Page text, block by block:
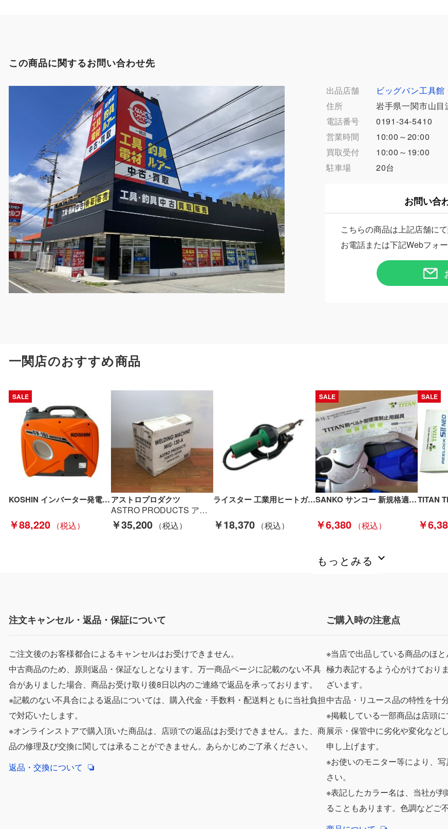
この商品に関するお問い合わせ先
出品店舗
ビッグバン工具館
住所
岩手県一関市山目
電話番号
0191-34-5410
営業時間
10:00～20:00
買取受付
10:00～19:00
駐車場
20台
お問い合
こちらの商品は上記店舗に
お電話または下記Webフォ
一関店のおすすめ商品
SALE
KOSHIN インバーター発電機 未使用品 箱付 1.6kVA 100v GV-16i オレンジ Sランク
￥88,220
アストロプロダクツ
ASTRO PRODUCTS アストロプロダクツ 100v 直流半自動溶接機 MIG-130-A ブラック Sランク
￥35,200
ライスター 工業用ヒートガン/熱風溶接機 100v 通電OK CH-6060 Bランク
￥18,370
SALE
SANKO サンコー 新規格適合品 TITAN REELOCK NEO SⅡ 胴ベルト型墜落制止用器具 SLN505-B Sランク
￥6,380
SALE
￥
もっとみる
注文キャンセル・返品・保証について
ご注文後のお客様都合によるキャンセルはお受けできません。
中古商品のため、原則返品・保証なしとなります。万一商品ページに記載のない不具
合がありました場合、商品お受け取り後8日以内のご連絡で返品を承っております。
※記載のない不具合による返品については、購入代金・手数料・配送料ともに当社負担
で対応いたします。
※オンラインストアで購入頂いた商品は、店頭での返品はお受けできません。また、商
品の修理及び交換に関しては承ることができません。あらかじめご了承ください。
返品・交換について
ご購入時の注意点
※当店で出品している商品のほ
極力表記するよう心がけており
ざいます。
中古品・リユース品の特性を十
※掲載している一部商品は店頭に
展示・保管中に劣化や変化など
申し上げます。
※お使いのモニター等により、
さい。
※表記したカラー名は、当社が
ることもあります。色調などご